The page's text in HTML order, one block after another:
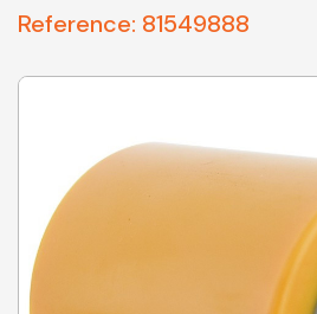
Reference: 81549888